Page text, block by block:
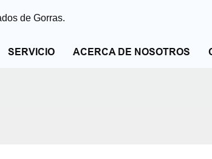
de Gorras.
SERVICIO ACERCA DE NOSOTROS